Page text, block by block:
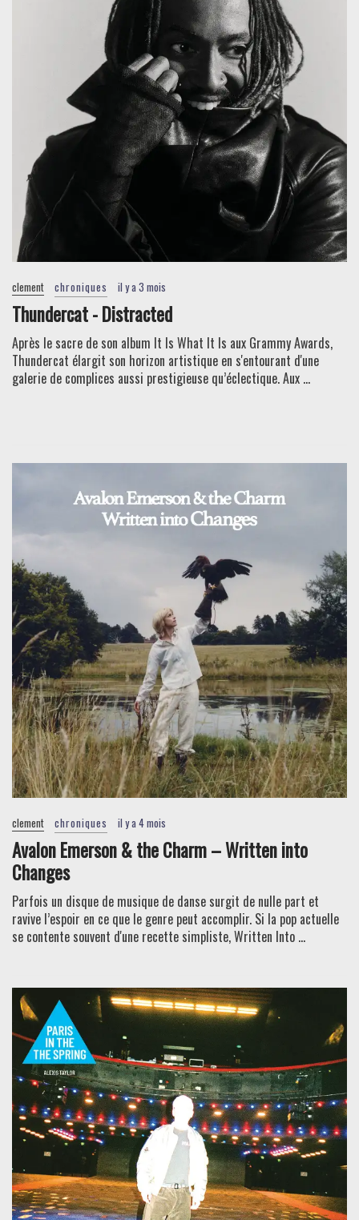
clement chroniques il y a 3 mois
Thundercat - Distracted
Après le sacre de son album It Is What It Is aux Grammy Awards,
Thundercat élargit son horizon artistique en s'entourant d'une
galerie de complices aussi prestigieuse qu’éclectique. Aux ...
clement chroniques il y a 4 mois
Avalon Emerson & the Charm – Written into
Changes
Parfois un disque de musique de danse surgit de nulle part et
ravive l’espoir en ce que le genre peut accomplir. Si la pop actuelle
se contente souvent d'une recette simpliste, Written Into ...